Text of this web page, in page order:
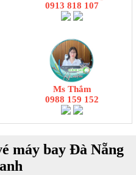
0913 818 107
Ms Thắm
0988 159 152
máy bay Đà Nẵng